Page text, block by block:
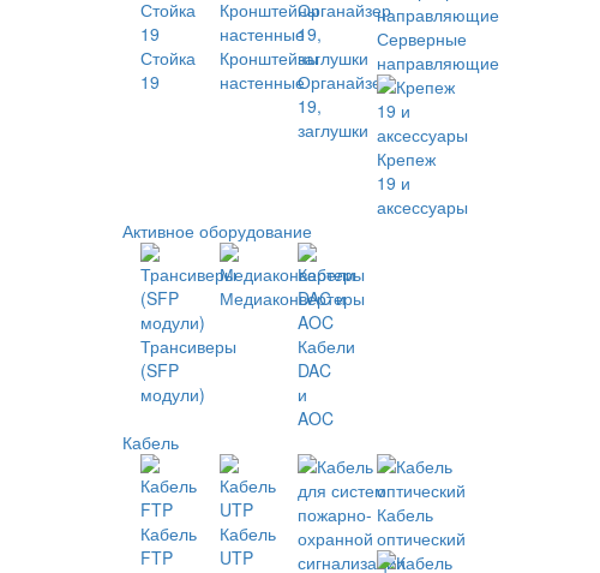
Стойка
19
Кронштейны
настенныеОрганайзер
19,
заглушки
Серверные
направляющие
Крепеж
19 и
аксессуары
Активное оборудование
Трансиверы
(SFP
модули)
Медиаконвертеры
Кабели
DAC
и
AOC
Кабель
Кабель
FTP
Кабель
UTP
Кабель
оптический